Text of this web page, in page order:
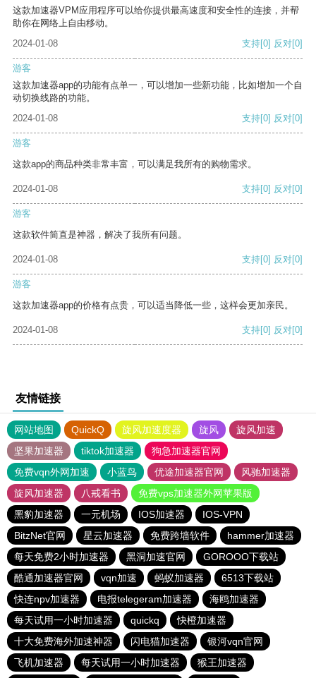
这款加速器VPM应用程序可以给你提供最高速度和安全性的连接，并帮
助你在网络上自由移动。
2024-01-08
支持[0] 反对[0]
游客
这款加速器app的功能有点单一，可以增加一些新功能，比如增加一个自
动切换线路的功能。
2024-01-08
支持[0] 反对[0]
游客
这款app的商品种类非常丰富，可以满足我所有的购物需求。
2024-01-08 支持[0] 反对[0]
游客
这款软件简直是神器，解决了我所有问题。
2024-01-08 支持[0] 反对[0]
游客
这款加速器app的价格有点贵，可以适当降低一些，这样会更加亲民。
2024-01-08 支持[0] 反对[0]
友情链接
网站地图 QuickQ 旋风加速度器 旋风
旋风加速
坚果加速器
tiktok加速器
狗急加速器官网
免费vqn外网加速
小蓝鸟 优途加速器官网
风驰加速器
旋风加速器
八戒看书
免费vps加速器外网苹果版
黑豹加速器
一元机场 IOS加速器
IOS-VPN
BitzNet官网
星云加速器 免费跨墙软件
hammer加速器
每天免费2小时加速器
黑洞加速官网
GOROOO下载站
酷通加速器官网
vqn加速 蚂蚁加速器
6513下载站
快连npv加速器
电报telegeram加速器
海鸥加速器
每天试用一小时加速器
quickq
快橙加速器
十大免费海外加速神器
闪电猫加速器
银河vqn官网
飞机加速器
每天试用一小时加速器 猴王加速器